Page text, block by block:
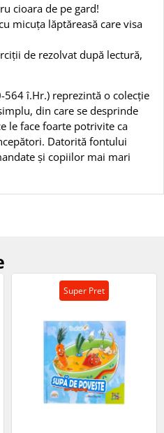
cioara de pe gard!
micuța lăptăreasă care visa
de rezolvat după lectură,
564 î.Hr.) reprezintă o colecție
din care se desprinde
le face foarte potrivite ca
Datorită fontului
și copiilor mai mari
Super Pret